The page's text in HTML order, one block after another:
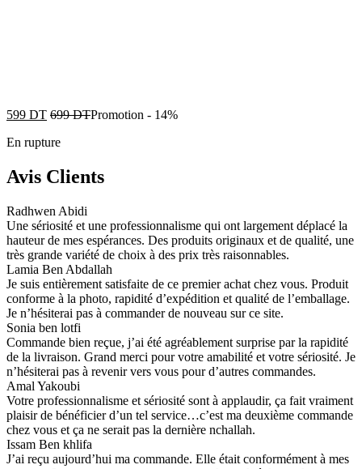
599 DT 699DTPromotion - 14%
En rupture
Avis Clients
Radhwen Abidi
Une sériosité et une professionnalisme qui ont largement déplacé la
hauteur de mes espérances. Des produits originaux et de qualité, une
très grande variété de choix à des prix très raisonnables.
Lamia Ben Abdallah
Je suis entièrement satisfaite de ce premier achat chez vous. Produit
conforme à la photo, rapidité d’expédition et qualité de l’emballage.
Je n’hésiterai pas à commander de nouveau sur ce site.
Sonia ben lotfi
Commande bien reçue, j’ai été agréablement surprise par la rapidité
de la livraison. Grand merci pour votre amabilité et votre sériosité. Je
n’hésiterai pas à revenir vers vous pour d’autres commandes.
Amal Yakoubi
Votre professionnalisme et sériosité sont à applaudir, ça fait vraiment
plaisir de bénéficier d’un tel service…c’est ma deuxième commande
chez vous et ça ne serait pas la dernière nchallah.
Issam Ben khlifa
J’ai reçu aujourd’hui ma commande. Elle était conformément à mes